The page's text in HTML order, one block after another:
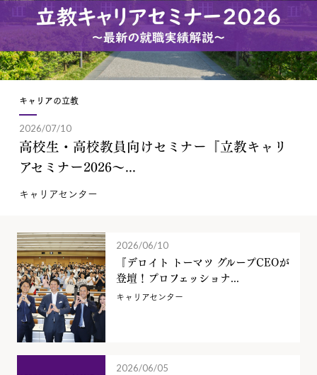
キャリアの立教
2026/07/10
高校生・高校教員向けセミナー『立教キャリ
アセミナー2026～...
キャリアセンター
2026/06/10
『デロイト トーマツ グループCEOが
登壇！プロフェッショナ...
キャリアセンター
2026/06/05